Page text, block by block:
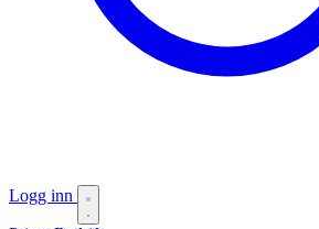
Logg inn